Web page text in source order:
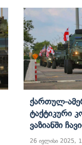
Ქართულ-
Ტაქტიკური
Ვაზიანში
26 ივლისი 2025,